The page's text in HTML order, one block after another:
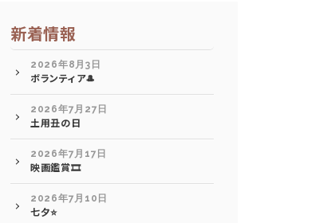
新着情報
2026年8月3日
ボランティア🎩
2026年7月27日
土用丑の日
2026年7月17日
映画鑑賞🎞️
2026年7月10日
七夕⭐